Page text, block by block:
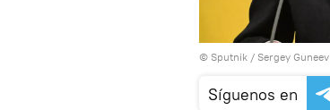
© Sputnik / Sergey Guneev
Síguenos en